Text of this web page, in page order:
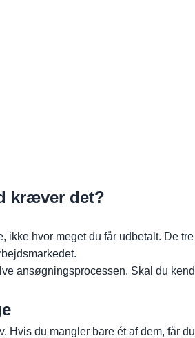
kræver det?
hvor meget du får udbetalt. De
ansøgningsprocessen. Skal du
du mangler bare ét af dem, får